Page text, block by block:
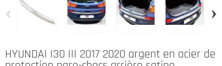
‹ ›
HYUNDAI I30 III 2017 2020 argent en acier de